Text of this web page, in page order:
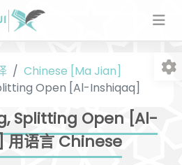
Chinese [Ma Jian]
Open [Al-Inshiqaq]
Splitting Open [Al-
语言 Chinese